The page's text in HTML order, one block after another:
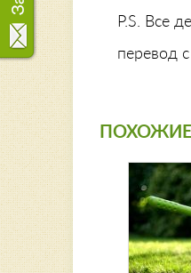
P.S. Все
перевод с
ПОХОЖИЕ